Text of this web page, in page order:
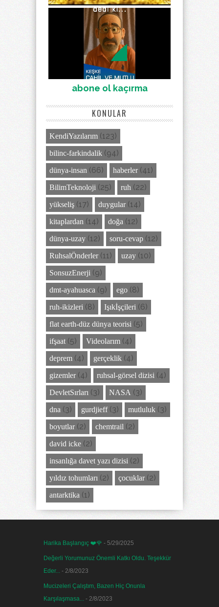
abone ol kaçırma
KONULAR
KendiYazılarım (123)
bilinc-farkindalik (94)
dünya-insan (66) haberler (41)
BilimTeknoloji (25) ruh (22)
yükseliş (17) duygular (14)
kitaplardan (14) doğa (12)
dünya-uzay (12) soru-cevap (12)
RuhsalÖnderler (11) uzay (10)
SonsuzEnerji (9)
dmt-ayahuasca (9) ego (8)
ruh-ikizleri (8) Işıkİşçileri (6)
flat earth-düz dünya teorisi (5)
ifşaat (5) Videolarım (4)
deprem (4) gerçeklik (4)
gizemler (4) ruhsal-görsel dizisi (4)
DevletSırları (3) NASA (3)
dna (3) gurdjieff (3) mutluluk (3)
boyutlar (2) chemtrail (2)
david icke (2)
insanlığa davet yazı dizisi (2)
yıldız tohumları (2) çocuklar (2)
antarktika (1)
Harika Başlangıç ❤️🌹 - 5/29/2025
Değerli Yorumunuz Önemli Katkı Oldu. Teşekkür
Eder... - 2/8/2023
Mucizeleri Çalıştım, Bazen Hiç Onunla
Karşılaşmasa... - 2/8/2023